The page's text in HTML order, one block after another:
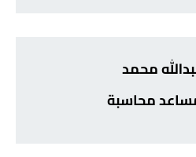
محمد
محاسبة